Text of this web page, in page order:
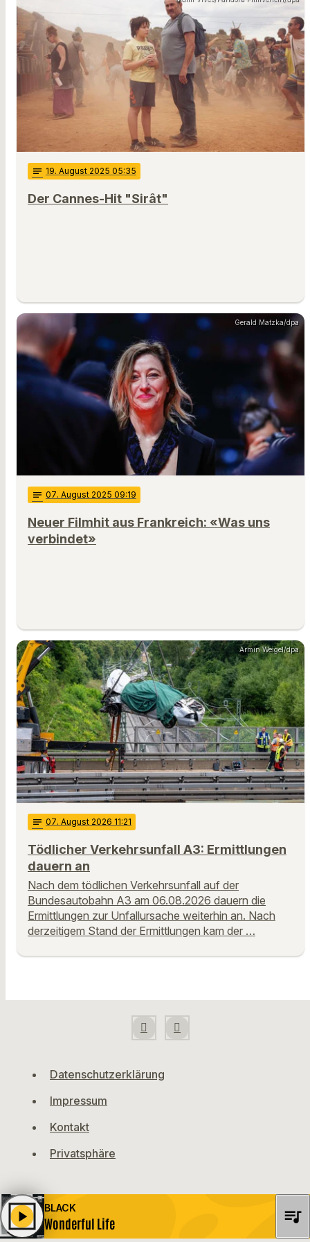
notes 19. August 2025 05:35
Der Cannes-Hit "Sirât"
Gerald Matzka/dpa
notes 07. August 2025 09:19
Neuer Filmhit aus Frankreich: «Was uns
verbindet»
Armin Weigel/dpa
notes 07. August 2026 11:21
Tödlicher Verkehrsunfall A3: Ermittlungen
dauern an
Nach dem tödlichen Verkehrsunfall auf der
Bundesautobahn A3 am 06.08.2026 dauern die
Ermittlungen zur Unfallursache weiterhin an. Nach
derzeitigem Stand der Ermittlungen kam der …
Datenschutzerklärung
Impressum
Kontakt
Privatsphäre
BLACK
Wonderful Life
play_arrow queue_music